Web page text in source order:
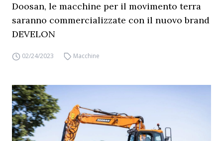
Doosan, le macchine per il movimento terra
saranno commercializzate con il nuovo brand
DEVELON
02/24/2023 Macchine